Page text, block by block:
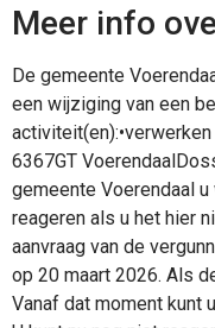
Meer info
De gemeente
een wijziging van een
6367GT
gemeente Voerendaal
reageren als u het hier
aanvraag van de
op 20 maart 2026. Als
Vanaf dat moment kunt